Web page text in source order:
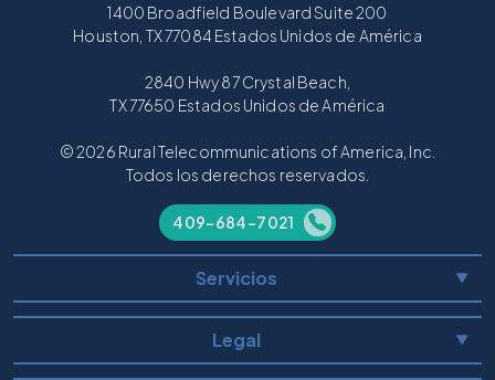
1400 Broadfield Boulevard Suite 200
Houston, TX 77084 Estados Unidos de América
2840 Hwy 87 Crystal Beach,
TX 77650 Estados Unidos de América
© 2026 Rural Telecommunications of America, Inc.
Todos los derechos reservados.
409-684-7021
Servicios ▼
Legal ▼